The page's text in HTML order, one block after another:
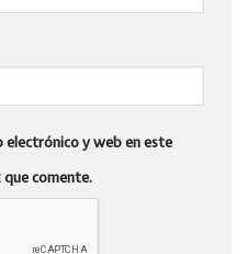
electrónico y web en este
comente.